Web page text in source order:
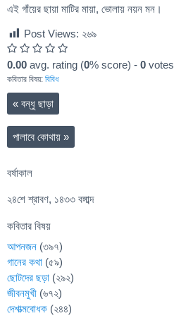
এই গাঁয়ের ছায়া মাটির মায়া, ভোলায় নয়ন মন।
Post Views: ২৬৯
0.00 avg. rating (0% score) - 0 votes
কবিতার বিষয়: বিবিধ
« বন্ধু ছাড়া
পালাবে কোথায় »
বর্ষাকাল
২৪শে শ্রাবণ, ১৪৩৩ বঙ্গাব্দ
কবিতার বিষয়
আপনজন (৩৯৭)
গানের কথা (৫৯)
ছোটদের ছড়া (২৯২)
জীবনমুখী (৬৭২)
দেশাত্মবোধক (২৪৪)